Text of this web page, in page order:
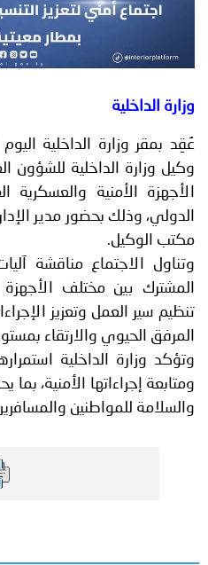
الأمانة
من
وزارة الداخلية
عُقِد بمقر وزارة الداخلية
وكيل وزارة الداخلية للشؤون
الأجهزة الأمنية والعسكرية
الدولي، وذلك بحضور مدير
مكتب الوكيل.
وتناول الاجتماع مناقشة
المشترك بين مختلف الأجهزة
تنظيم سير العمل وتعزيز
المرفق الحيوي والارتقاء
وتؤكد وزارة الداخلية
ومتابعة إجراءاتها الأمنية،
والسلامة للمواطنين